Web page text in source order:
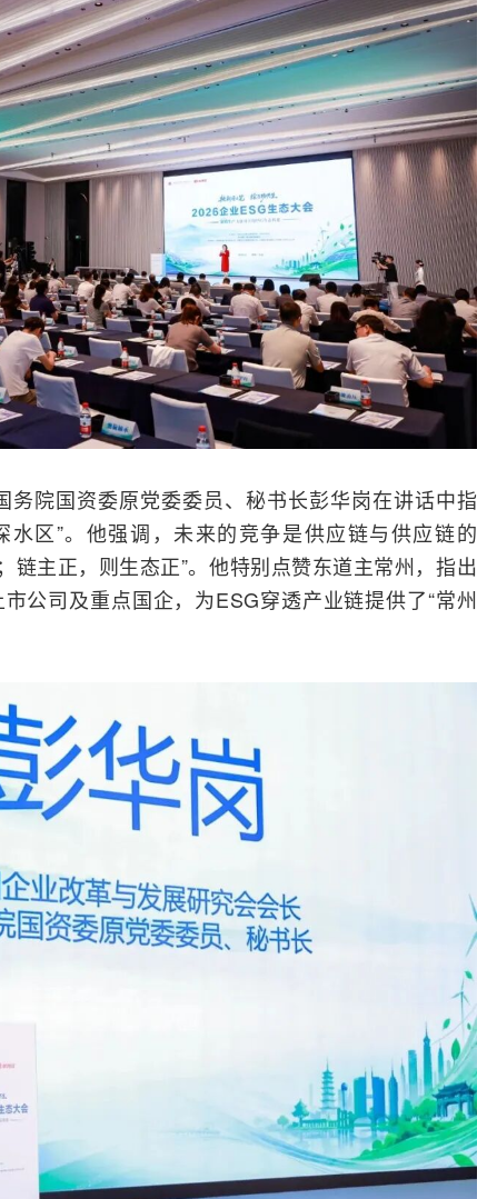
务院国资委原党委委员、秘书长彭华岗在讲话中指
水区”。他强调，未来的竞争是供应链与供应链的
链主正，则生态正”。他特别点赞东道主常州，指出
市公司及重点国企，为ESG穿透产业链提供了“常州